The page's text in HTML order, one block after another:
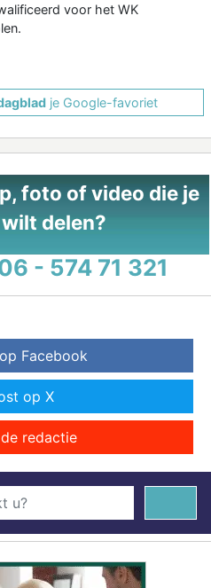
voor het WK
je Google-favoriet
foto of video die je
delen?
- 574 71 321
Facebook
op X
redactie